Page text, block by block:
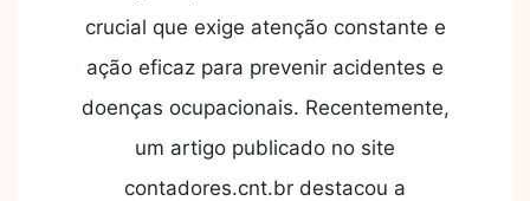
crucial que exige atenção constante e
ação eficaz para prevenir acidentes e
doenças ocupacionais. Recentemente,
um artigo publicado no site
contadores.cnt.br destacou a